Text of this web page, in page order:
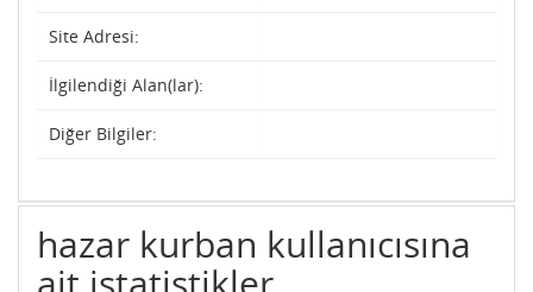
Site Adresi:
İlgilendiği Alan(lar):
Diğer Bilgiler:
hazar kurban kullanıcısına